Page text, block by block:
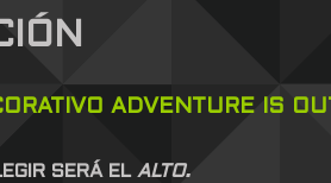
ADVENTURE IS
SERÁ EL ALTO.